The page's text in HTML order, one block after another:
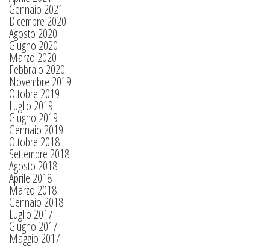
Gennaio 2021
Dicembre 2020
Agosto 2020
Giugno 2020
Marzo 2020
Febbraio 2020
Novembre 2019
Ottobre 2019
Luglio 2019
Giugno 2019
Gennaio 2019
Ottobre 2018
Settembre 2018
Agosto 2018
Aprile 2018
Marzo 2018
Gennaio 2018
Luglio 2017
Giugno 2017
Maggio 2017